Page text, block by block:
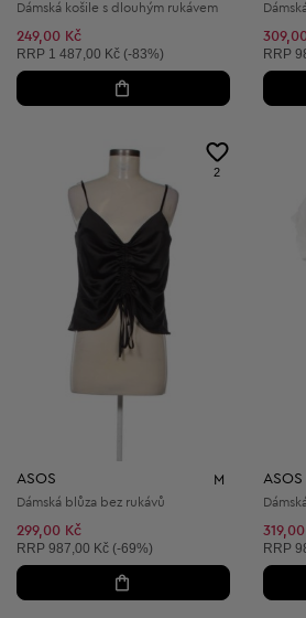
Dámská košile s dlouhým rukávem
249,00 Kč
Doporučená cena:
RRP 1 487,00 Kč (-83%) RRP
2
ASOS M
Dámská blůza bez rukávů
299,00 Kč
Doporučená cena:
RRP 987,00 Kč (-69%)
ASOS
RRP